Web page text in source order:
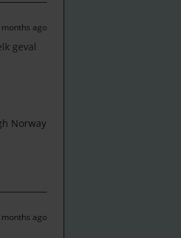
ago
geval
Norway
ago